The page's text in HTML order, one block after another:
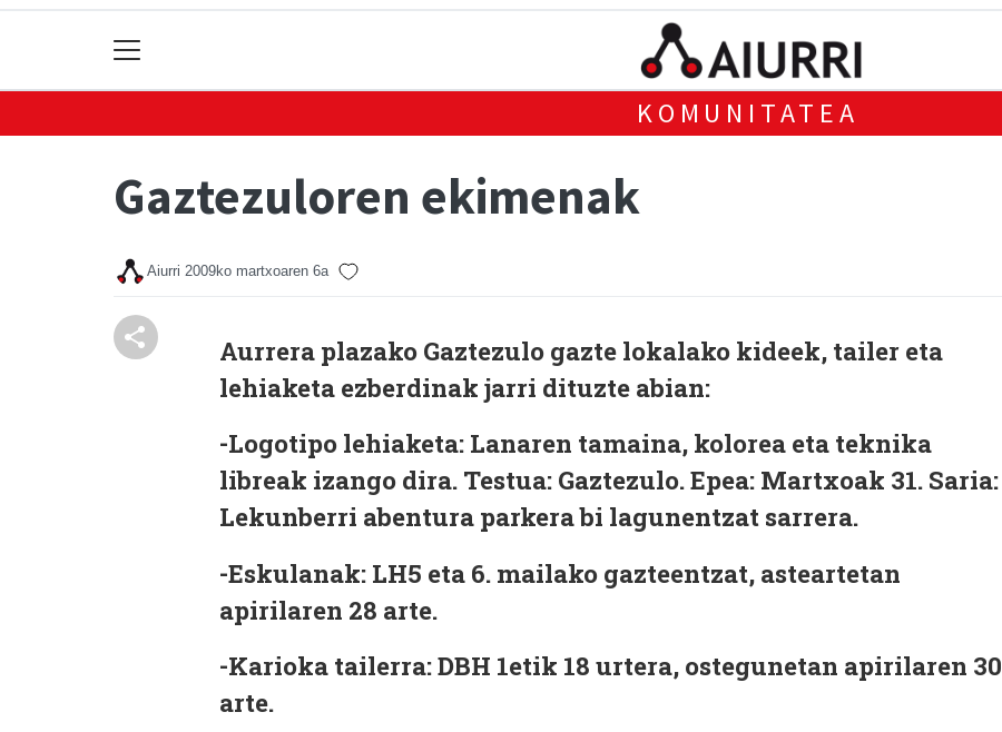
KOMUNITATEA
Gaztezuloren ekimenak
Aiurri 2009ko martxoaren 6a
Aurrera plazako Gaztezulo gazte lokalako kideek, tailer eta
lehiaketa ezberdinak jarri dituzte abian:
-Logotipo lehiaketa: Lanaren tamaina, kolorea eta teknika
libreak izango dira. Testua: Gaztezulo.Epea: Martxoak 31. Saria:
Lekunberri abentura parkera bi lagunentzat sarrera.
-Eskulanak: LH5 eta 6. mailako gazteentzat, asteartetan
apirilaren 28 arte.
-Karioka tailerra:DBH 1etik 18 urtera, ostegunetan apirilaren 30
arte.